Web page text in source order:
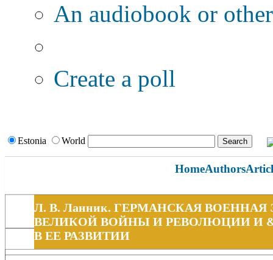
An audiobook or
Create a poll
Estonia World
HomeAuthors
Л. В. Ланник. ГЕРМАНСКАЯ
ВЕЛИКОЙ ВОЙНЫ И РЕВОЛЮЦИИ И
В ЕЕ РАЗВИТИИ